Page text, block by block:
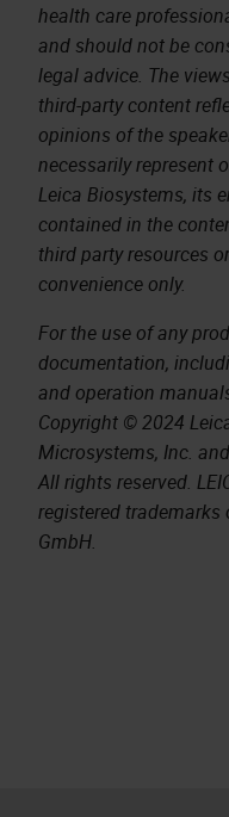
health care
and should not be
legal advice. The
third-party content
opinions of the
necessarily represent
Leica Biosystems, its
contained in the
third party resources
convenience only.
For the use of any
documentation,
and operation
Copyright © 2024
Microsystems, Inc.
All rights reserved.
registered trademarks
GmbH.